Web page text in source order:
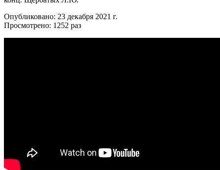
Опубликовано: 23 декабря 2021 г.
Просмотрено: 1252 раз